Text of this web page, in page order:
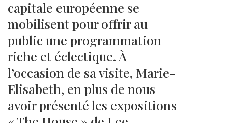
capitale européenne se
mobilisent pour offrir au
public une programmation
riche et éclectique. À
l’occasion de sa visite, Marie-
Elisabeth, en plus de nous
avoir présenté les expositions